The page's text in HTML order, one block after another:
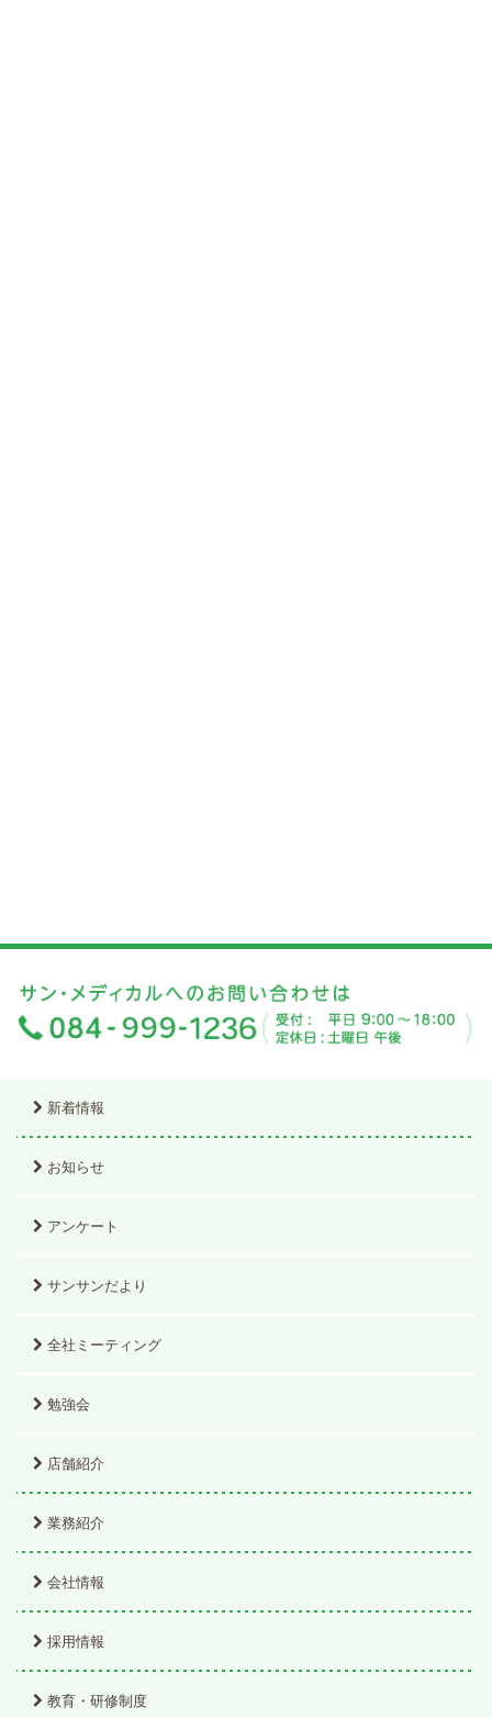
新着情報
お知らせ
アンケート
サンサンだより
全社ミーティング
勉強会
店舗紹介
業務紹介
会社情報
採用情報
教育・研修制度